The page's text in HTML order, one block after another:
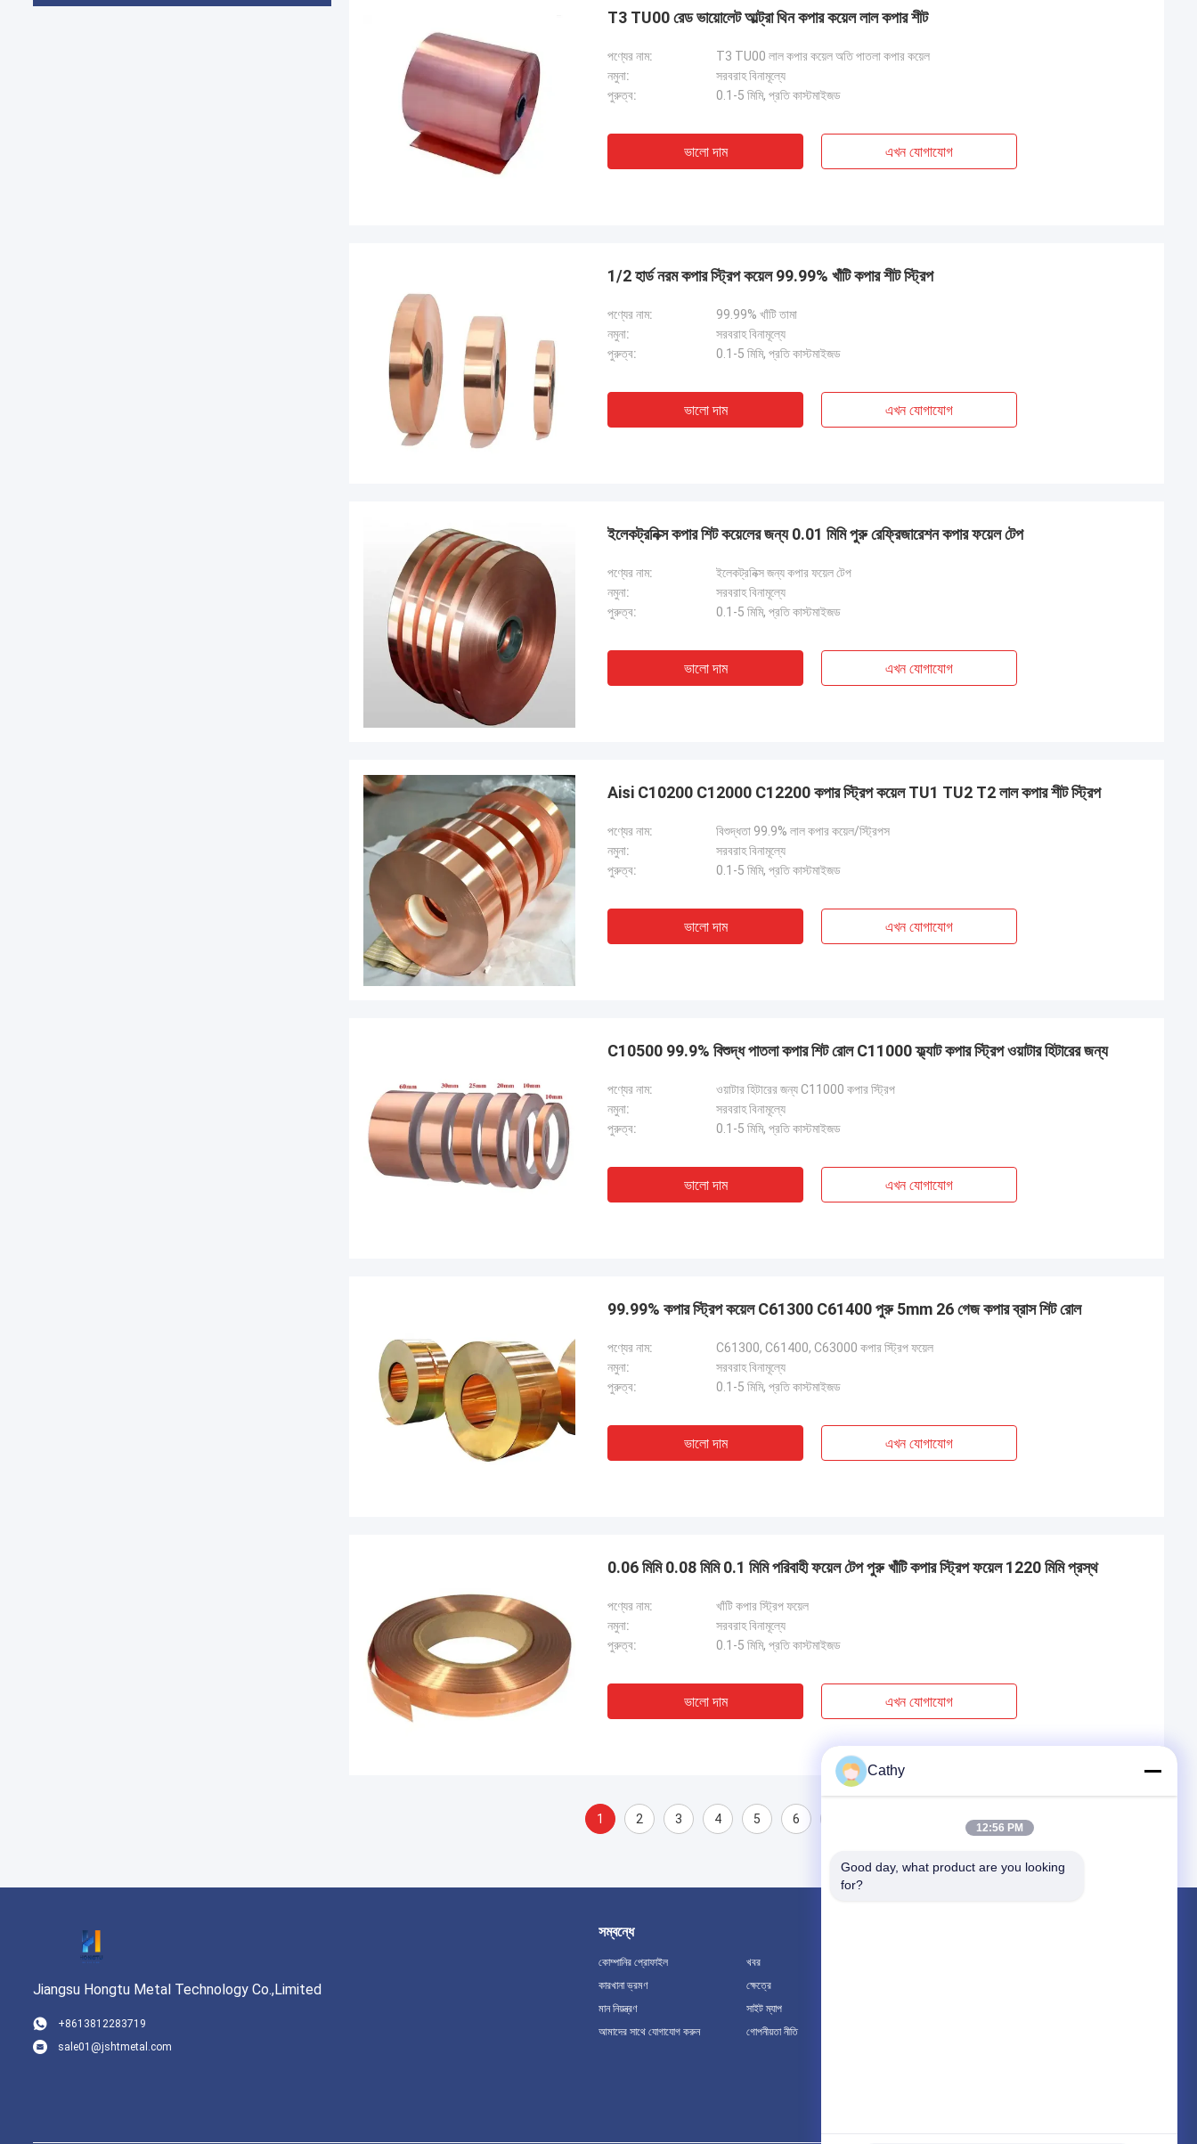
T3 TU00 রেড ভায়োলেট আল্ট্রা থিন কপার কয়েল লাল কপার শীট
পণ্যের নাম:
T3 TU00 লাল কপার কয়েল অতি পাতলা কপার কয়েল
নমুনা:
সরবরাহ বিনামূল্যে
পুরুত্ব:
0.1-5 মিমি, প্রতি কাস্টমাইজড
ভালো দাম এখন যোগাযোগ
1/2 হার্ড নরম কপার স্ট্রিপ কয়েল 99.99% খাঁটি কপার শীট স্ট্রিপ
পণ্যের নাম:
99.99% খাঁটি তামা
নমুনা:
সরবরাহ বিনামূল্যে
পুরুত্ব:
0.1-5 মিমি, প্রতি কাস্টমাইজড
ভালো দাম এখন যোগাযোগ
ইলেকট্রনিক্স কপার শিট কয়েলের জন্য 0.01 মিমি পুরু রেফ্রিজারেশন কপার ফয়েল টেপ
পণ্যের নাম:
ইলেকট্রনিক্স জন্য কপার ফয়েল টেপ
নমুনা:
সরবরাহ বিনামূল্যে
পুরুত্ব:
0.1-5 মিমি, প্রতি কাস্টমাইজড
ভালো দাম এখন যোগাযোগ
Aisi C10200 C12000 C12200 কপার স্ট্রিপ কয়েল TU1 TU2 T2 লাল কপার শীট স্ট্রিপ
পণ্যের নাম:
বিশুদ্ধতা 99.9% লাল কপার কয়েল/স্ট্রিপস
নমুনা:
সরবরাহ বিনামূল্যে
পুরুত্ব:
0.1-5 মিমি, প্রতি কাস্টমাইজড
ভালো দাম এখন যোগাযোগ
C10500 99.9% বিশুদ্ধ পাতলা কপার শিট রোল C11000 ফ্ল্যাট কপার স্ট্রিপ ওয়াটার হিটারের জন্য
পণ্যের নাম:
ওয়াটার হিটারের জন্য C11000 কপার স্ট্রিপ
নমুনা:
সরবরাহ বিনামূল্যে
পুরুত্ব:
0.1-5 মিমি, প্রতি কাস্টমাইজড
ভালো দাম এখন যোগাযোগ
99.99% কপার স্ট্রিপ কয়েল C61300 C61400 পুরু 5mm 26 গেজ কপার ব্রাস শিট রোল
পণ্যের নাম:
C61300, C61400, C63000 কপার স্ট্রিপ ফয়েল
নমুনা:
সরবরাহ বিনামূল্যে
পুরুত্ব:
0.1-5 মিমি, প্রতি কাস্টমাইজড
ভালো দাম এখন যোগাযোগ
0.06 মিমি 0.08 মিমি 0.1 মিমি পরিবাহী ফয়েল টেপ পুরু খাঁটি কপার স্ট্রিপ ফয়েল 1220 মিমি প্রস্থ
পণ্যের নাম:
খাঁটি কপার স্ট্রিপ ফয়েল
নমুনা:
সরবরাহ বিনামূল্যে
পুরুত্ব:
0.1-5 মিমি, প্রতি কাস্টমাইজড
ভালো দাম এখন যোগাযোগ
1 2 3 4 5 6
Jiangsu Hongtu Metal Technology Co.,Limited
+8613812283719
sale01@jshtmetal.com
সম্বন্ধে
কোম্পানির প্রোফাইল
কারখানা ভ্রমণ
মান নিয়ন্ত্রণ
আমাদের সাথে যোগাযোগ করুন
খবর
ক্ষেত্রে
সাইট ম্যাপ
গোপনীয়তা নীতি
Cathy
12:56 PM
Good day, what product are you looking
for?